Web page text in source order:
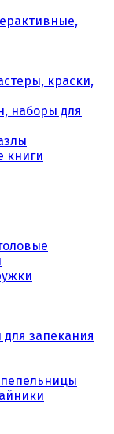
краски,
наборы для
книги
запекания